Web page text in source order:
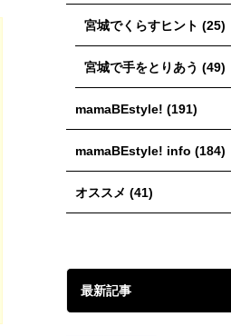
宮城でくらすヒント (25)
宮城で手をとりあう (49)
mamaBEstyle! (191)
mamaBEstyle! info (184)
オススメ (41)
最新記事